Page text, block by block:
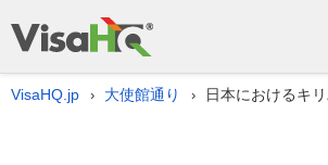
VisaHQ.jp › 大使館通り › 日本におけるキ